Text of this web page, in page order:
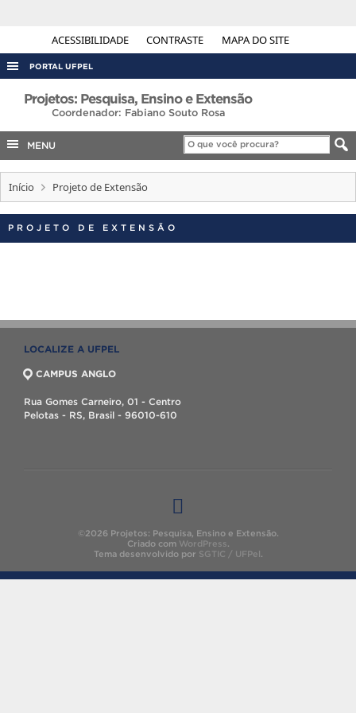
ACESSIBILIDADE CONTRASTE MAPA DO SITE
PORTAL UFPEL
ACESSO À INFORMAÇÃO
COBALTO
CONCURSOS
EDITAIS
INTERNACIONAL
Projetos: Pesquisa, Ensino e Extensão
Coordenador: Fabiano Souto Rosa
MENU
Início Projeto de Extensão
PROJETO DE EXTENSÃO
LOCALIZE A UFPEL
CAMPUS ANGLO
Rua Gomes Carneiro, 01 - Centro
Pelotas - RS, Brasil - 96010-610
©2026 Projetos: Pesquisa, Ensino e Extensão.
Criado com WordPress.
Tema desenvolvido por SGTIC / UFPel.